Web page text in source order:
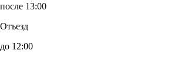
после 13:00
Отъезд
до 12:00